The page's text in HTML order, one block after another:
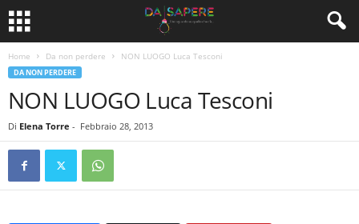
Home Da non perdere NON LUOGO Luca Tesconi
DA NON PERDERE
NON LUOGO Luca Tesconi
Di Elena Torre - Febbraio 28, 2013